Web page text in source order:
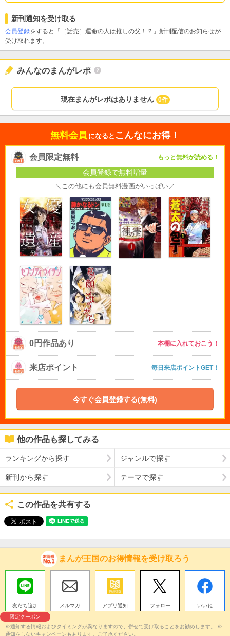
新刊通知を受け取る
会員登録をすると「［話売］運命の人は推しの父！？」新刊配信のお知らせが
受け取れます。
みんなのまんがレポ
現在まんがレポはありません 0件
無料会員 になると こんなにお得！
会員限定無料 もっと無料が読める！
会員登録で無料増量
＼この他にも会員無料漫画がいっぱい／
0円作品あり 本棚に入れておこう！
来店ポイント 毎日来店ポイントGET！
今すぐ会員登録する(無料)
他の作品も探してみる
ランキングから探す ジャンルで探す
新刊から探す テーマで探す
この作品を共有する
まんが王国のお得情報を受け取ろう
友だち追加
限定クーポン
メルマガ アプリ通知 フォロー いいね
※通知する情報およびタイミングが異なりますので、併せて受け取ることをお勧めします。 ※
通知をしないキャンペーンもあります。ご了承ください。